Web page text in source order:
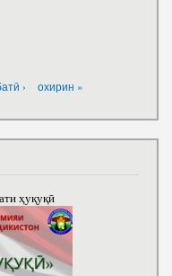
› охирин »
ҳуқуқӣ